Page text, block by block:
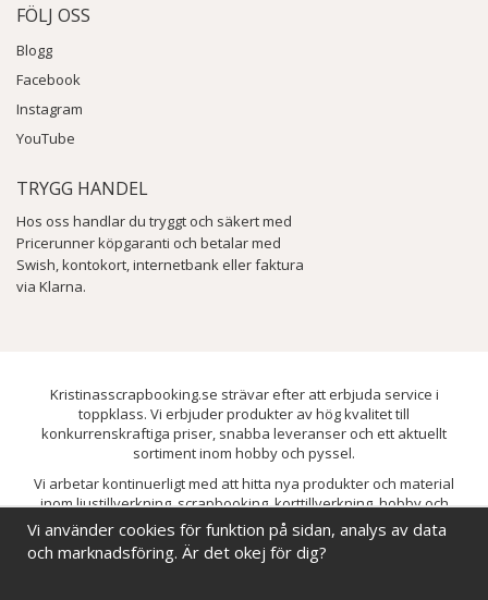
FÖLJ OSS
Blogg
Facebook
Instagram
YouTube
TRYGG HANDEL
Hos oss handlar du tryggt och säkert med
Pricerunner köpgaranti och betalar med
Swish, kontokort, internetbank eller faktura
via Klarna.
Kristinasscrapbooking.se strävar efter att erbjuda service i
toppklass. Vi erbjuder produkter av hög kvalitet till
konkurrenskraftiga priser, snabba leveranser och ett aktuellt
sortiment inom hobby och pyssel.
Vi arbetar kontinuerligt med att hitta nya produkter och material
inom ljustillverkning, scrapbooking, korttillverkning, hobby och
pyssel. Målet är att bredda sortimentet och löpande förbättra och
utveckla vårt utbud, så att du alltid kan hitta det du behöver hos oss.
Vi använder cookies för funktion på sidan, analys av data
och marknadsföring. Är det okej för dig?